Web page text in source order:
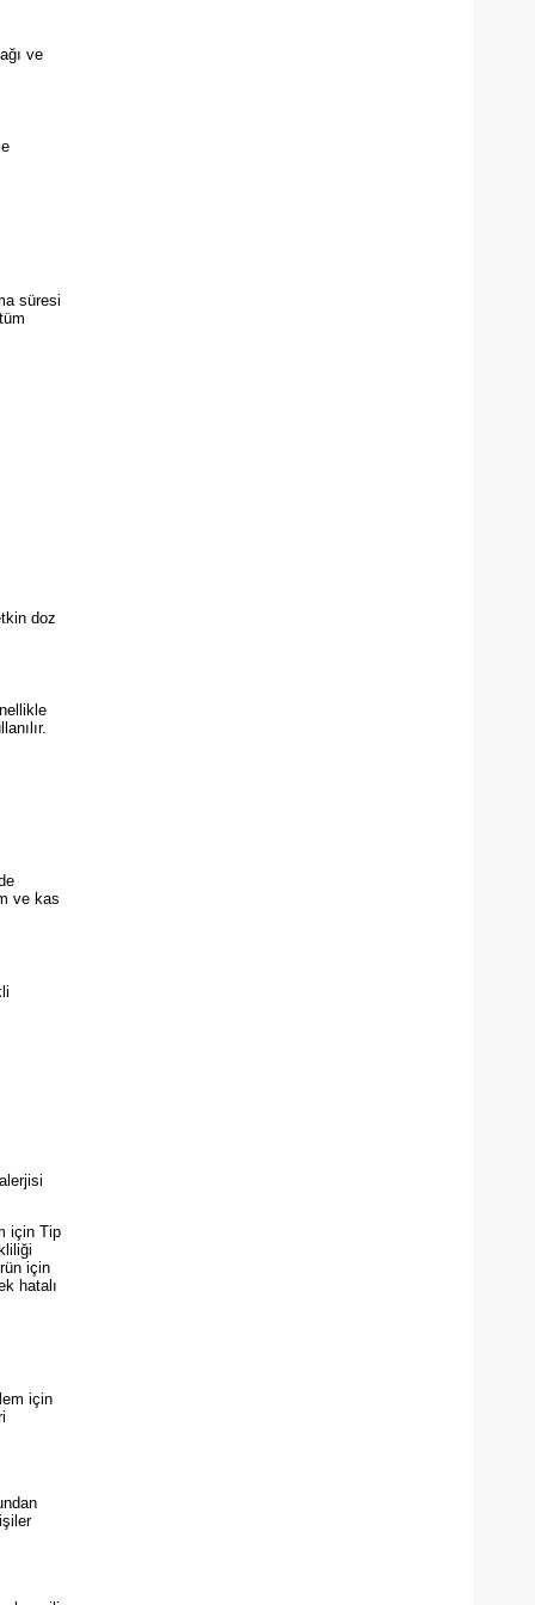
ve
süresi
doz
ve kas
için Tip
için
hatalı
için